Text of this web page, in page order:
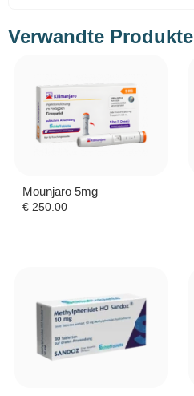
Verwandte Produkte
Mounjaro 5mg
€ 250.00